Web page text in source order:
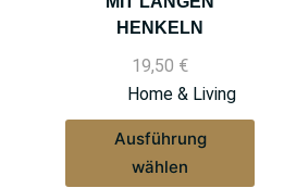
HENKELN
19,50 €
Home & Living
Ausführung
wählen